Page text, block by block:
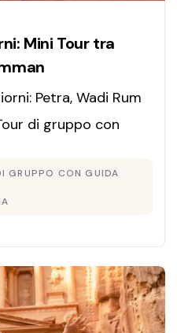
Mini Tour tra
Petra, Wadi Rum
di gruppo con
GRUPPO CON GUIDA